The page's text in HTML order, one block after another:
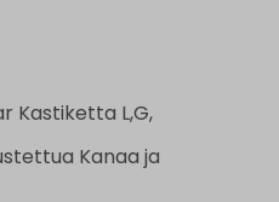
Kastiketta L,G,
Kanaa ja